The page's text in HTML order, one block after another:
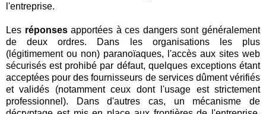
l'entreprise.
Les réponsesapportées à ces dangers sont généralement
de deux ordres. Dans les organisations les plus
(légitimement ou non) paranoïaques, l'accès aux sites web
sécurisés est prohibé par défaut, quelques exceptions étant
acceptées pour des fournisseurs de services dûment vérifiés
et validés (notamment ceux dont l'usage est strictement
professionnel). Dans d'autres cas, un mécanisme de